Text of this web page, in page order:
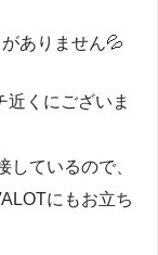
ありません💦
近くにございま
しているので、
にもお立ち